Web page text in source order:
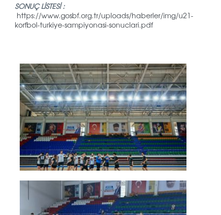
SONUÇ LİSTESİ :
https://www.gosbf.org.tr/uploads/haberler/img/u21-
korfbol-turkiye-sampiyonasi-sonuclari.pdf